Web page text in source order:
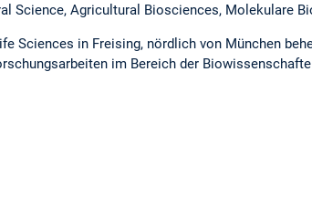
Science, Agricultural Biosciences, Molekulare
Sciences in Freising, nördlich von München
im Bereich der